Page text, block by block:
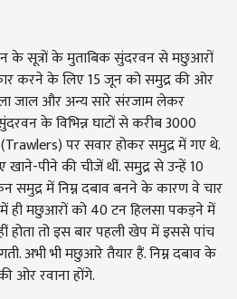
के सूत्रों के मुताबिक सुंदरवन से मछुआरों
करने के लिए 15 जून को समुद्र की ओर
जाल और अन्य सारे संरजाम लेकर
के विभिन्न घाटों से करीब 3000
पर सवार होकर समुद्र में गए थे.
पीने की चीजें थीं. समुद्र से उन्हें 10
समुद्र में निम्न दबाव बनने के कारण वे चार
में ही मछुआरों को 40 टन हिलसा पकड़ने में
होता तो इस बार पहली खेप में इससे पांच
अभी भी मछुआरे तैयार हैं. निम्न दबाव के
ओर रवाना होंगे.